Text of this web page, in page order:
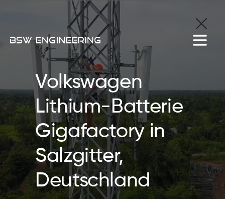
Volkswagen
Lithium-Batterie
Gigafactory in
Salzgitter,
Deutschland